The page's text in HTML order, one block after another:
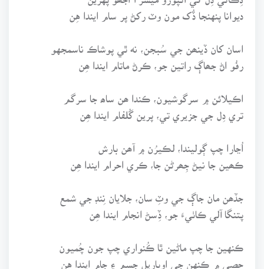
ديوانا پنهنجا ڏُک مون وٽ رکڻ پر سام ايندا هِن
اسان کان ڏينھن جي سُبجن، نه ٿي پوشاڪ ناسمجهو
رفُو اڻ جھاڳ راتين جو، ڪرڻ ماتام ايندا ھِن
اڪيلائن ۾ سرگوشيون، ڪندا ھن ساھ جا سرگم
تري دِل جي جزيري تي، پرين گُلفام ايندا ھِن
اُڃارا چپ ڳوليندا، لڪيرُن ۾ آھن بارش
ڪھين جا نيڻ جِھرڻن جا، ڪري احرام ايندا ھِن
جڏھن مان جاڳ جي وٽِ سان، جلايان نِنڊ جي شمع
پتنگا آلي ڪاٺيءَ جو، ڏِسڻ انجام ايندا ھِن
ڪنهين جا چپ ماڻين ٿا ڪُنواري چپ جون چُميون
حِصي ۾ ڪنهن جي اوباريل جِسم ۽ جام ايندا هِن